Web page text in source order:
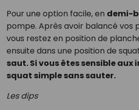
Pour une option facile, en demi-
pompe. Après avoir balancé vos
vous restez en position de
ensuite dans une position de
saut. Si vous êtes sensible
squat simple sans sauter.
Les dips